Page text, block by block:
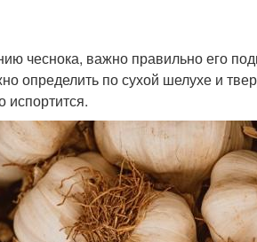
чеснока, важно правильно его
определить по сухой шелухе и
испортится.